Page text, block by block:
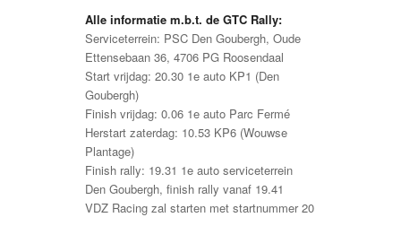
Alle informatie m.b.t. de GTC Rally:
Serviceterrein: PSC Den Goubergh, Oude
Ettensebaan 36, 4706 PG Roosendaal
Start vrijdag: 20.30 1e auto KP1 (Den
Goubergh)
Finish vrijdag: 0.06 1e auto Parc Fermé
Herstart zaterdag: 10.53 KP6 (Wouwse
Plantage)
Finish rally: 19.31 1e auto serviceterrein
Den Goubergh, finish rally vanaf 19.41
VDZ Racing zal starten met startnummer 20